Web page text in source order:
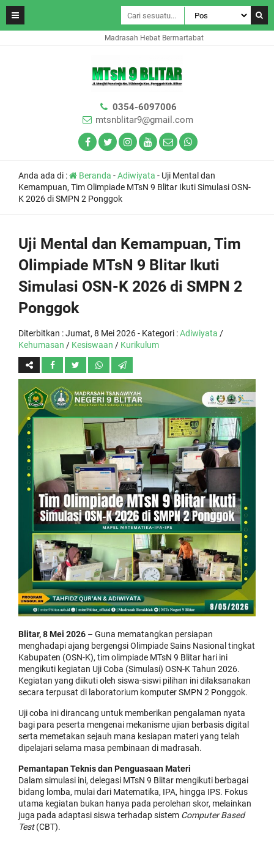
Madrasah Hebat Bermartabat
0354-6097006
mtsnblitar9@gmail.com
Anda ada di : Beranda -Adiwiyata - Uji Mental dan
Kemampuan, Tim Olimpiade MTsN 9 Blitar Ikuti Simulasi OSN-
K 2026 di SMPN 2 Ponggok
Uji Mental dan Kemampuan, Tim
Olimpiade MTsN 9 Blitar Ikuti
Simulasi OSN-K 2026 di SMPN 2
Ponggok
Diterbitkan :Jumat, 8 Mei 2026- Kategori :Adiwiyata /
Kehumasan / Kesiswaan / Kurikulum
Blitar, 8 Mei 2026 – Guna mematangkan persiapan
menghadapi ajang bergengsi Olimpiade Sains Nasional tingkat
Kabupaten (OSN-K), tim olimpiade MTsN 9 Blitar hari ini
mengikuti kegiatan Uji Coba (Simulasi) OSN-K Tahun 2026.
Kegiatan yang diikuti oleh siswa-siswi pilihan ini dilaksanakan
secara terpusat di laboratorium komputer SMPN 2 Ponggok.
Uji coba ini dirancang untuk memberikan pengalaman nyata
bagi para peserta mengenai mekanisme ujian berbasis digital
serta memetakan sejauh mana kesiapan materi yang telah
dipelajari selama masa pembinaan di madrasah.
Pemantapan Teknis dan Penguasaan Materi
Dalam simulasi ini, delegasi MTsN 9 Blitar mengikuti berbagai
bidang lomba, mulai dari Matematika, IPA, hingga IPS. Fokus
utama kegiatan bukan hanya pada perolehan skor, melainkan
juga pada adaptasi siswa terhadap sistem Computer Based
Test(CBT).